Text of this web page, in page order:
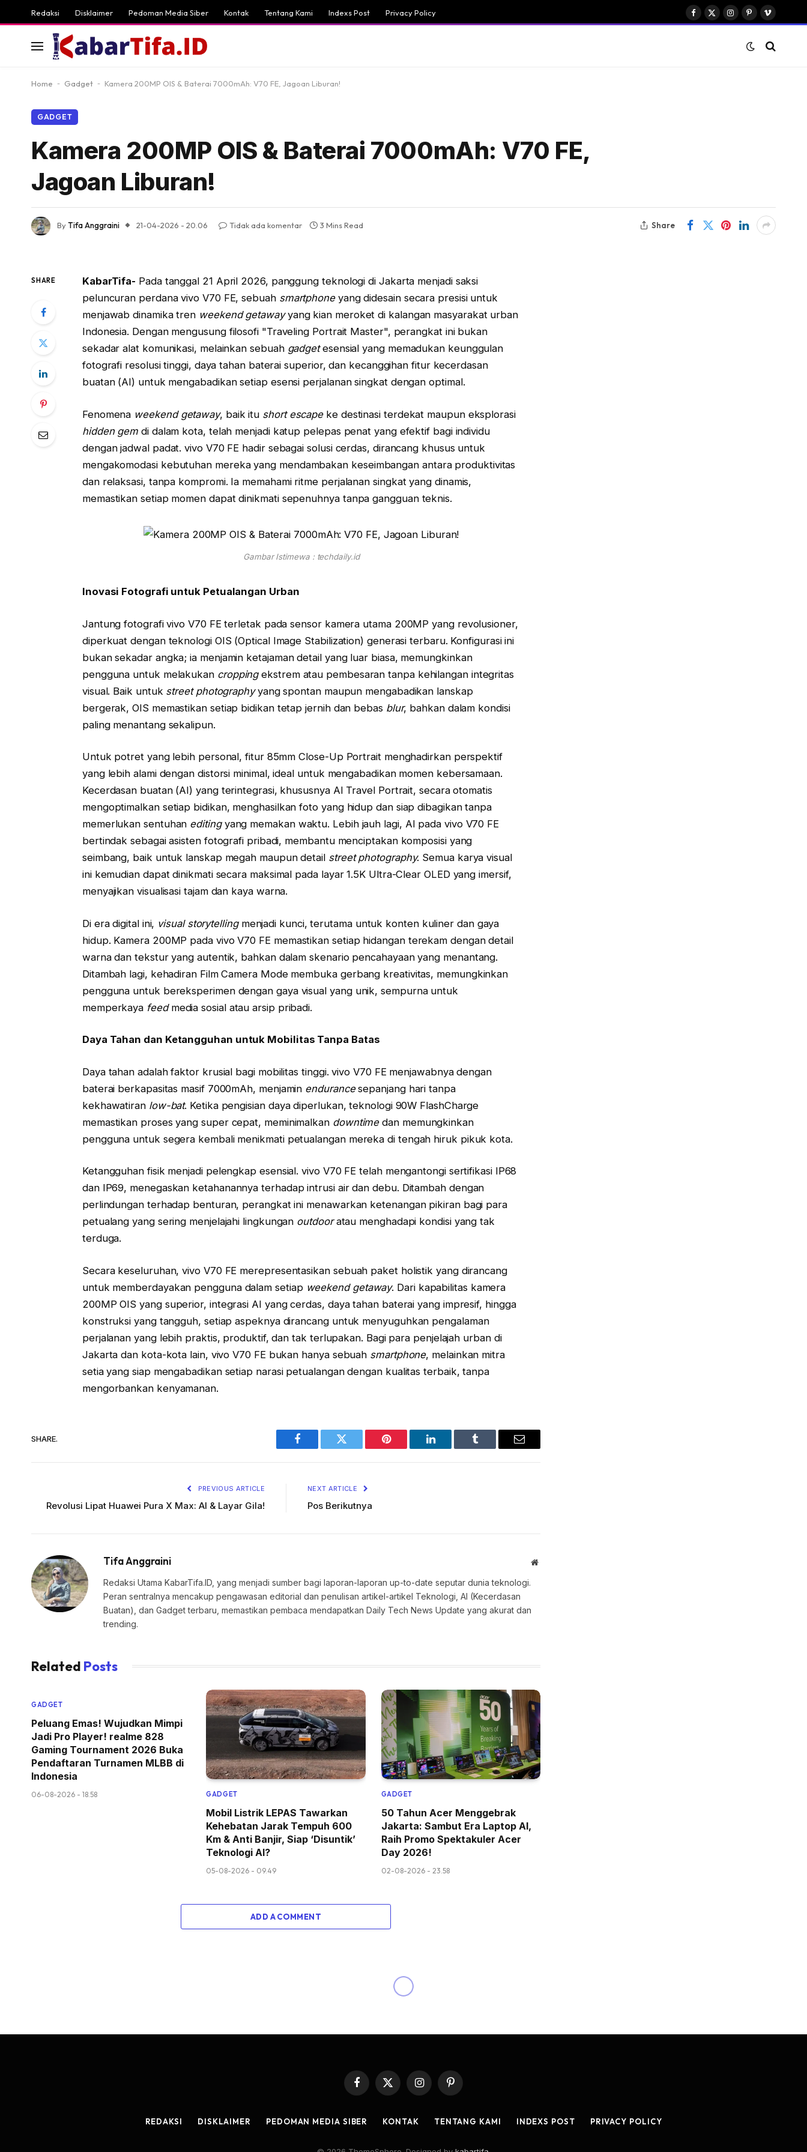
Redaksi Disklaimer Pedoman Media Siber Kontak Tentang Kami Indexs Post Privacy Policy
Facebook
X
Instagram
PinterestVimeo
Home - Gadget - Kamera 200MP OIS & Baterai 7000mAh: V70 FE, Jagoan Liburan!
GADGET
Kamera 200MP OIS & Baterai 7000mAh: V70 FE,
Jagoan Liburan!
ByTifa Anggraini 21-04-2026 - 20.06 Tidak ada komentar 3 Mins Read Share
SHARE KabarTifa- Pada tanggal 21 April 2026, panggung teknologi di Jakarta menjadi saksi
peluncuran perdana vivo V70 FE, sebuah smartphoneyang didesain secara presisi untuk
menjawab dinamika tren weekend getawayyang kian meroket di kalangan masyarakat urban
Indonesia. Dengan mengusung filosofi "Traveling Portrait Master", perangkat ini bukan
sekadar alat komunikasi, melainkan sebuah gadgetesensial yang memadukan keunggulan
fotografi resolusi tinggi, daya tahan baterai superior, dan kecanggihan fitur kecerdasan
buatan (AI) untuk mengabadikan setiap esensi perjalanan singkat dengan optimal.
Fenomena weekend getaway, baik itu short escapeke destinasi terdekat maupun eksplorasi
hidden gem di dalam kota, telah menjadi katup pelepas penat yang efektif bagi individu
dengan jadwal padat. vivo V70 FE hadir sebagai solusi cerdas, dirancang khusus untuk
mengakomodasi kebutuhan mereka yang mendambakan keseimbangan antara produktivitas
dan relaksasi, tanpa kompromi. Ia memahami ritme perjalanan singkat yang dinamis,
memastikan setiap momen dapat dinikmati sepenuhnya tanpa gangguan teknis.
Gambar Istimewa : techdaily.id
Inovasi Fotografi untuk Petualangan Urban
Jantung fotografi vivo V70 FE terletak pada sensor kamera utama 200MP yang revolusioner,
diperkuat dengan teknologi OIS (Optical Image Stabilization) generasi terbaru. Konfigurasi ini
bukan sekadar angka; ia menjamin ketajaman detail yang luar biasa, memungkinkan
pengguna untuk melakukan croppingekstrem atau pembesaran tanpa kehilangan integritas
visual. Baik untuk street photographyyang spontan maupun mengabadikan lanskap
bergerak, OIS memastikan setiap bidikan tetap jernih dan bebas blur, bahkan dalam kondisi
paling menantang sekalipun.
Untuk potret yang lebih personal, fitur 85mm Close-Up Portrait menghadirkan perspektif
yang lebih alami dengan distorsi minimal, ideal untuk mengabadikan momen kebersamaan.
Kecerdasan buatan (AI) yang terintegrasi, khususnya AI Travel Portrait, secara otomatis
mengoptimalkan setiap bidikan, menghasilkan foto yang hidup dan siap dibagikan tanpa
memerlukan sentuhan editingyang memakan waktu. Lebih jauh lagi, AI pada vivo V70 FE
bertindak sebagai asisten fotografi pribadi, membantu menciptakan komposisi yang
seimbang, baik untuk lanskap megah maupun detail street photography. Semua karya visual
ini kemudian dapat dinikmati secara maksimal pada layar 1.5K Ultra-Clear OLED yang imersif,
menyajikan visualisasi tajam dan kaya warna.
Di era digital ini, visual storytellingmenjadi kunci, terutama untuk konten kuliner dan gaya
hidup. Kamera 200MP pada vivo V70 FE memastikan setiap hidangan terekam dengan detail
warna dan tekstur yang autentik, bahkan dalam skenario pencahayaan yang menantang.
Ditambah lagi, kehadiran Film Camera Mode membuka gerbang kreativitas, memungkinkan
pengguna untuk bereksperimen dengan gaya visual yang unik, sempurna untuk
memperkaya feedmedia sosial atau arsip pribadi.
Daya Tahan dan Ketangguhan untuk Mobilitas Tanpa Batas
Daya tahan adalah faktor krusial bagi mobilitas tinggi. vivo V70 FE menjawabnya dengan
baterai berkapasitas masif 7000mAh, menjamin endurancesepanjang hari tanpa
kekhawatiran low-bat. Ketika pengisian daya diperlukan, teknologi 90W FlashCharge
memastikan proses yang super cepat, meminimalkan downtimedan memungkinkan
pengguna untuk segera kembali menikmati petualangan mereka di tengah hiruk pikuk kota.
Ketangguhan fisik menjadi pelengkap esensial. vivo V70 FE telah mengantongi sertifikasi IP68
dan IP69, menegaskan ketahanannya terhadap intrusi air dan debu. Ditambah dengan
perlindungan terhadap benturan, perangkat ini menawarkan ketenangan pikiran bagi para
petualang yang sering menjelajahi lingkungan outdooratau menghadapi kondisi yang tak
terduga.
Secara keseluruhan, vivo V70 FE merepresentasikan sebuah paket holistik yang dirancang
untuk memberdayakan pengguna dalam setiap weekend getaway. Dari kapabilitas kamera
200MP OIS yang superior, integrasi AI yang cerdas, daya tahan baterai yang impresif, hingga
konstruksi yang tangguh, setiap aspeknya dirancang untuk menyuguhkan pengalaman
perjalanan yang lebih praktis, produktif, dan tak terlupakan. Bagi para penjelajah urban di
Jakarta dan kota-kota lain, vivo V70 FE bukan hanya sebuah smartphone, melainkan mitra
setia yang siap mengabadikan setiap narasi petualangan dengan kualitas terbaik, tanpa
mengorbankan kenyamanan.
SHARE.
Facebook Twitter Pinterest LinkedIn Tumblr Email
PREVIOUS ARTICLE
Revolusi Lipat Huawei Pura X Max: AI & Layar Gila!
NEXT ARTICLE
Pos Berikutnya
Tifa Anggraini Website
Redaksi Utama KabarTifa.ID, yang menjadi sumber bagi laporan-laporan up-to-date seputar dunia teknologi.
Peran sentralnya mencakup pengawasan editorial dan penulisan artikel-artikel Teknologi, AI (Kecerdasan
Buatan), dan Gadget terbaru, memastikan pembaca mendapatkan Daily Tech News Update yang akurat dan
trending.
Related Posts
GADGET
Peluang Emas! Wujudkan Mimpi
Jadi Pro Player! realme 828
Gaming Tournament 2026 Buka
Pendaftaran Turnamen MLBB di
Indonesia
06-08-2026 - 18.58 GADGET
Mobil Listrik LEPAS Tawarkan
Kehebatan Jarak Tempuh 600
Km & Anti Banjir, Siap ‘Disuntik’
Teknologi AI?
05-08-2026 - 09.49
GADGET
50 Tahun Acer Menggebrak
Jakarta: Sambut Era Laptop AI,
Raih Promo Spektakuler Acer
Day 2026!
02-08-2026 - 23.58
ADD A COMMENT
Facebook
X
InstagramPinterest
REDAKSI DISKLAIMER PEDOMAN MEDIA SIBER KONTAK TENTANG KAMI INDEXS POST PRIVACY POLICY